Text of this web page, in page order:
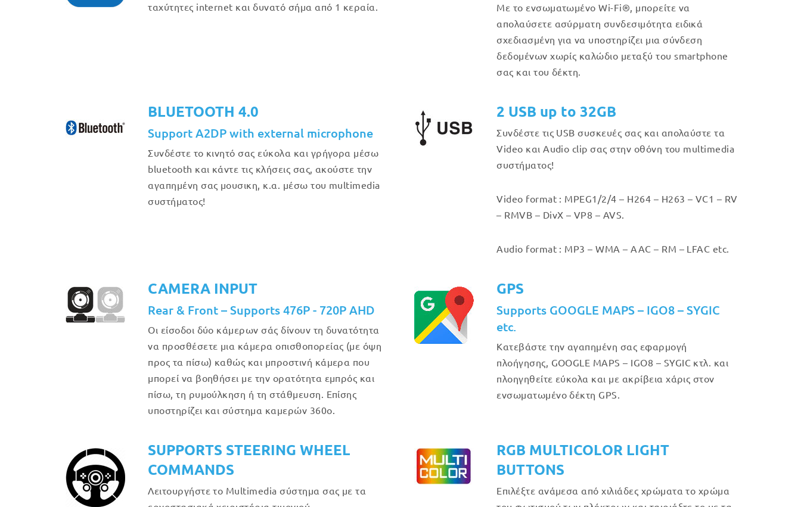
ταχύτητες internet και δυνατό σήμα από 1 κεραία.
Με το ενσωματωμένο Wi-Fi®, μπορείτε να
απολαύσετε ασύρματη συνδεσιμότητα ειδικά
σχεδιασμένη για να υποστηρίζει μια σύνδεση
δεδομένων χωρίς καλώδιο μεταξύ του smartphone
σας και του δέκτη.
BLUETOOTH 4.0
Support A2DP with external microphone
Συνδέστε το κινητό σας εύκολα και γρήγορα μέσω
bluetooth και κάντε τις κλήσεις σας, ακούστε την
αγαπημένη σας μουσικη, κ.α. μέσω του multimedia
συστήματος!
2 USB up to 32GB
Συνδέστε τις USB συσκευές σας και απολαύστε τα
Video και Audio clip σας στην οθόνη του multimedia
συστήματος!
Video format : MPEG1/2/4 – H264 – H263 – VC1 – RV
– RMVB – DivX – VP8 – AVS.
Audio format : MP3 – WMA – AAC – RM – LFAC etc.
CAMERA INPUT
Rear & Front – Supports 476P - 720P AHD
Οι είσοδοι δύο κάμερων σάς δίνουν τη δυνατότητα
να προσθέσετε μια κάμερα οπισθοπορείας (με όψη
προς τα πίσω) καθώς και μπροστινή κάμερα που
μπορεί να βοηθήσει με την ορατότητα εμπρός και
πίσω, τη ρυμούλκηση ή τη στάθμευση. Επίσης
υποστηρίζει και σύστημα καμερών 360ο.
GPS
Supports GOOGLE MAPS – IGO8 – SYGIC
etc.
Κατεβάστε την αγαπημένη σας εφαρμογή
πλοήγησης, GOOGLE MAPS – IGO8 – SYGIC κτλ. και
πλοηγηθείτε εύκολα και με ακρίβεια χάρις στον
ενσωματωμένο δέκτη GPS.
SUPPORTS STEERING WHEEL
COMMANDS
Λειτουργήστε το Multimedia σύστημα σας με τα
RGB MULTICOLOR LIGHT
BUTTONS
Επιλέξτε ανάμεσα από χιλιάδες χρώματα το χρώμα